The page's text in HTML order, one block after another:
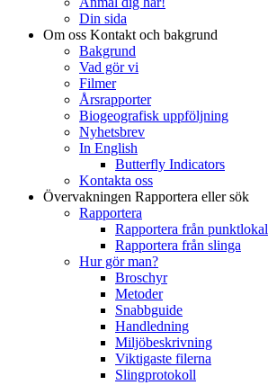
Din sida
Om oss Kontakt och bakgrund
Bakgrund
Vad gör vi
Filmer
Årsrapporter
Biogeografisk uppföljning
Nyhetsbrev
In English
Butterfly Indicators
Kontakta oss
Övervakningen Rapportera eller sök
Rapportera
Rapportera från punktlokal
Rapportera från slinga
Hur gör man?
Broschyr
Metoder
Snabbguide
Handledning
Miljöbeskrivning
Viktigaste filerna
Slingprotokoll